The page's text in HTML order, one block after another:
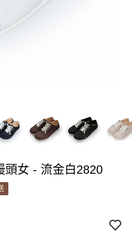
頭女 - 流金白2820